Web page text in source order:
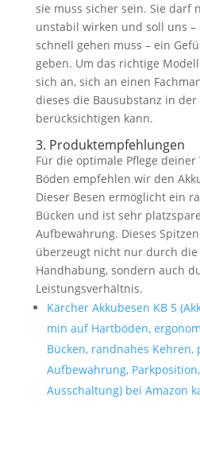
sie muss sicher sein. Sie darf
unstabil wirken und soll uns –
schnell gehen muss – ein
geben. Um das richtige
sich an, sich an einen
dieses die Bausubstanz in der
berücksichtigen kann.
3. Produktempfehlungen
Für die optimale Pflege
Böden empfehlen wir den
Dieser Besen ermöglicht ein
Bücken und ist sehr
Aufbewahrung. Dieses
überzeugt nicht nur durch die
Handhabung, sondern auch
Leistungsverhältnis.
Kärcher Akkubesen KB 5
min auf Hartböden,
Bücken, randnahes Kehren,
Aufbewahrung,
Ausschaltung) bei Amazon